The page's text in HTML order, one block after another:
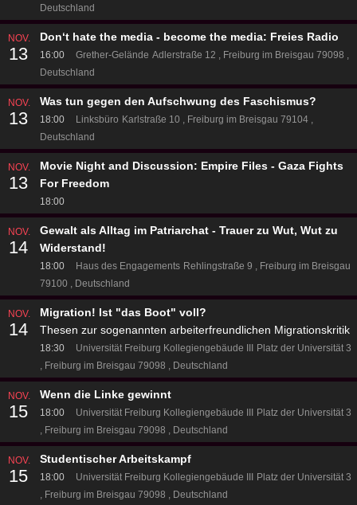
Deutschland
NOV.
13
Don‘t hate the media - become the media: Freies Radio
16:00 Grether-Gelände Adlerstraße 12
Freiburg im Breisgau 79098
Deutschland
NOV.
13
Was tun gegen den Aufschwung des Faschismus?
18:00 Linksbüro Karlstraße 10
Freiburg im Breisgau 79104
Deutschland
NOV.
13
Movie Night and Discussion: Empire Files - Gaza Fights
For Freedom
18:00
NOV.
14
Gewalt als Alltag im Patriarchat - Trauer zu Wut, Wut zu
Widerstand!
18:00 Haus des Engagements Rehlingstraße 9
Freiburg im Breisgau
79100
Deutschland
NOV.
14
Migration! Ist "das Boot" voll?
Thesen zur sogenannten arbeiterfreundlichen Migrationskritik
18:30 Universität Freiburg Kollegiengebäude III Platz der Universität 3
Freiburg im Breisgau 79098
Deutschland
NOV.
15
Wenn die Linke gewinnt
18:00 Universität Freiburg Kollegiengebäude III Platz der Universität 3
Freiburg im Breisgau 79098
Deutschland
NOV.
15
Studentischer Arbeitskampf
18:00 Universität Freiburg Kollegiengebäude III Platz der Universität 3
Freiburg im Breisgau 79098
Deutschland